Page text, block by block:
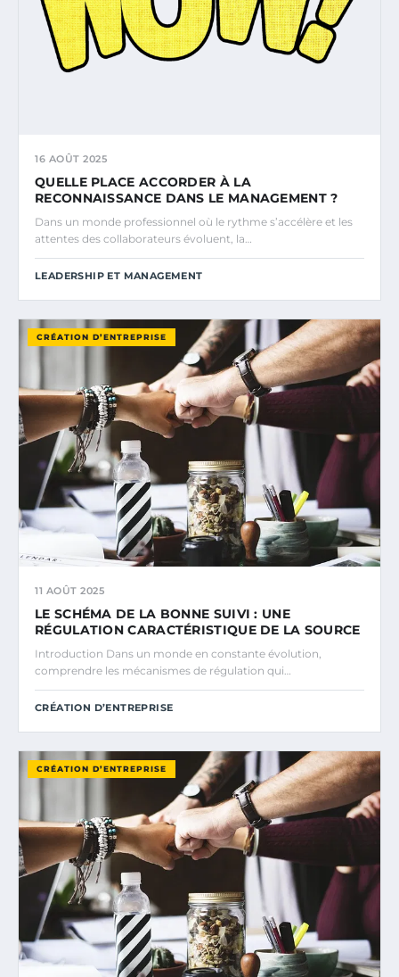
16 AOÛT 2025
QUELLE PLACE ACCORDER À LA
RECONNAISSANCE DANS LE MANAGEMENT ?
Dans un monde professionnel où le rythme s’accélère et les
attentes des collaborateurs évoluent, la…
LEADERSHIP ET MANAGEMENT
CRÉATION D’ENTREPRISE
11 AOÛT 2025
LE SCHÉMA DE LA BONNE SUIVI : UNE
RÉGULATION CARACTÉRISTIQUE DE LA SOURCE
Introduction Dans un monde en constante évolution,
comprendre les mécanismes de régulation qui…
CRÉATION D’ENTREPRISE
CRÉATION D’ENTREPRISE